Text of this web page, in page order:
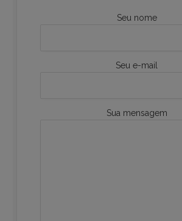
Seu nome
Seu e-mail
Sua mensagem